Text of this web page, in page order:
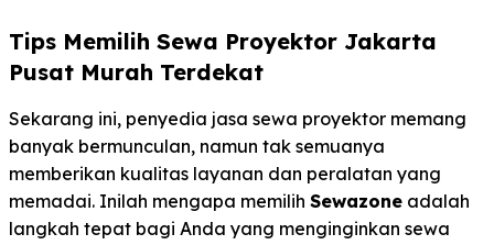
Tips Memilih Sewa Proyektor Jakarta
Pusat Murah Terdekat
Sekarang ini, penyedia jasa sewa proyektor memang
banyak bermunculan, namun tak semuanya
memberikan kualitas layanan dan peralatan yang
memadai. Inilah mengapa memilih Sewazone adalah
langkah tepat bagi Anda yang menginginkan sewa